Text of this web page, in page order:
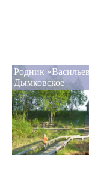
Родник
Дымковское